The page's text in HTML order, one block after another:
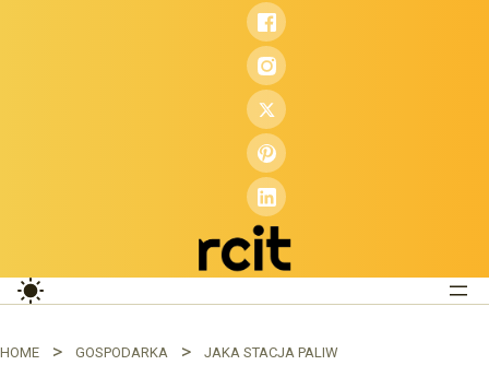
HOME GOSPODARKA JAKA STACJA PALIW